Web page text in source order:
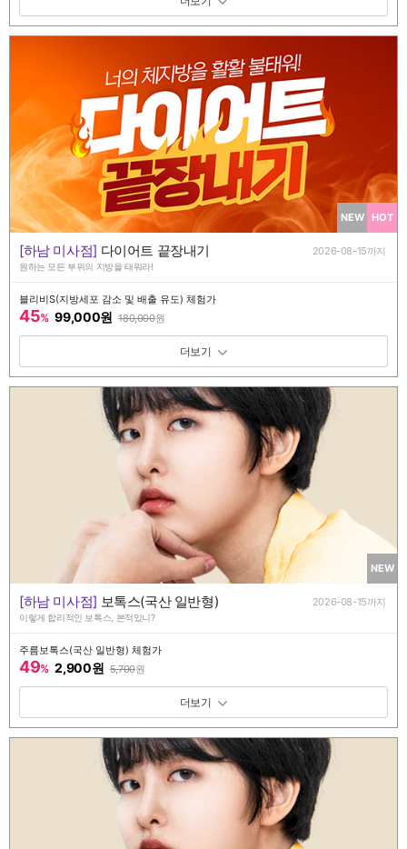
NEW HOT
[하남 미사점] 다이어트 끝장내기 2026-08-15까지
원하는 모든 부위의 지방을 태워라!
블리비S(지방세포 감소 및 배출 유도) 체험가
45% 99,000원 180,000원
패키지 보기 토글
NEW
[하남 미사점] 보톡스(국산 일반형) 2026-08-15까지
이렇게 합리적인 보톡스, 본적있니?
주름보톡스(국산 일반형) 체험가
49% 2,900원 5,700원
패키지 보기 토글